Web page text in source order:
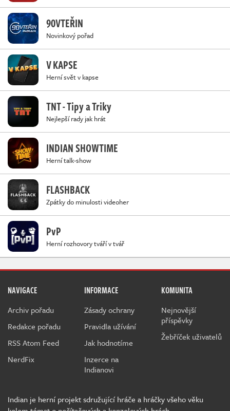
90VTEŘIN
Novinkový pořad
V KAPSE
Herní svět v kapse
TNT - Tipy a Triky
Nejlepší rady jak hrát
INDIAN SHOWTIME
Herní talk-show
FLASHBACK
Zpátky do minulosti videoher
PvP
Herní rozhovory tváří v tvář
NAVIGACE
Archiv pořadu
Redakce pořadu
RSS Atom Feed
NerdFix
INFORMACE
Zásady ochrany
Pravidla užívání
Jak hodnotíme
Inzerce na
Indianovi
KOMUNITA
Nejnovější
příspěvky
Žebříček uživatelů
Indian je herní projekt sdružující hráče a hráčky všeho věku